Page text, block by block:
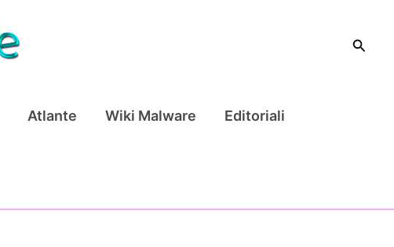
Cerca
Atlante Wiki Malware Editoriali